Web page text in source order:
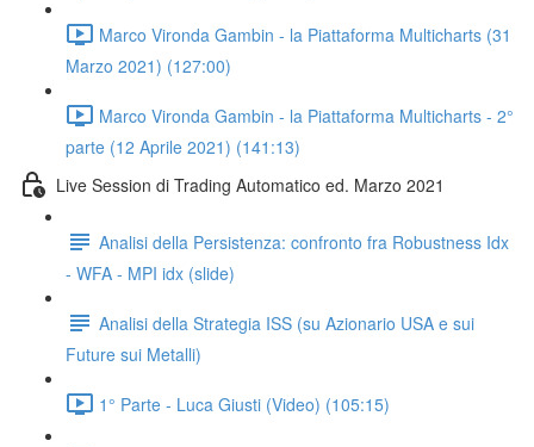
Marco Vironda Gambin - la Piattaforma Multicharts (31
Marzo 2021) (127:00)
Marco Vironda Gambin - la Piattaforma Multicharts - 2°
parte (12 Aprile 2021) (141:13)
Live Session di Trading Automatico ed. Marzo 2021
Analisi della Persistenza: confronto fra Robustness Idx
- WFA - MPI idx (slide)
Analisi della Strategia ISS (su Azionario USA e sui
Future sui Metalli)
1° Parte - Luca Giusti (Video) (105:15)